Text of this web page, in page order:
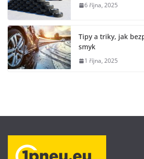
6 října, 2025
Tipy a triky, jak
smyk
1 října, 2025